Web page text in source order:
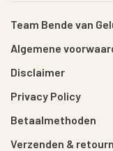
Team Bende van
Algemene
Disclaimer
Privacy Policy
Betaalmethoden
Verzenden &